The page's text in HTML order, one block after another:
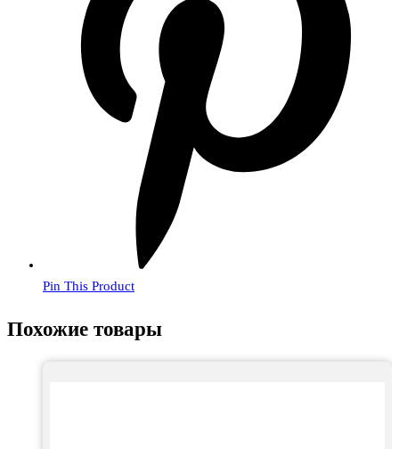
Pin This Product
Похожие товары